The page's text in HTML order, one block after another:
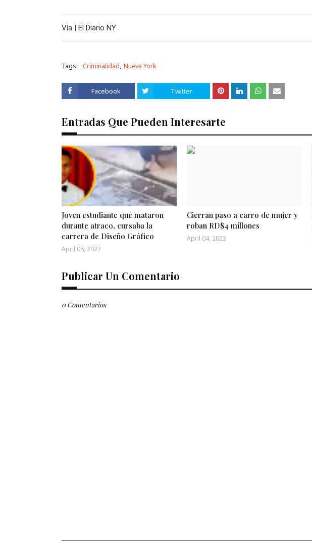
Vía | El Diario NY
Tags: Criminalidad Nueva York
Facebook Twitter
Entradas Que Pueden Interesarte
Joven estudiante que mataron
durante atraco, cursaba la
carrera de Diseño Gráfico
April 06, 2023
Cierran paso a carro de mujer y
roban RD$4 millones
April 04, 2023
Publicar Un Comentario
0 Comentarios